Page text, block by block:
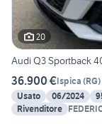
20
Audi Q3 Sportback
36.900 €Ispica (RG)
Usato
06/2024
Rivenditore